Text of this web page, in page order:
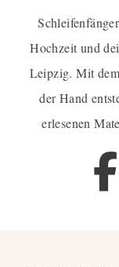
Hochzeit und
Leipzig. Mit
der Hand
erlesenen